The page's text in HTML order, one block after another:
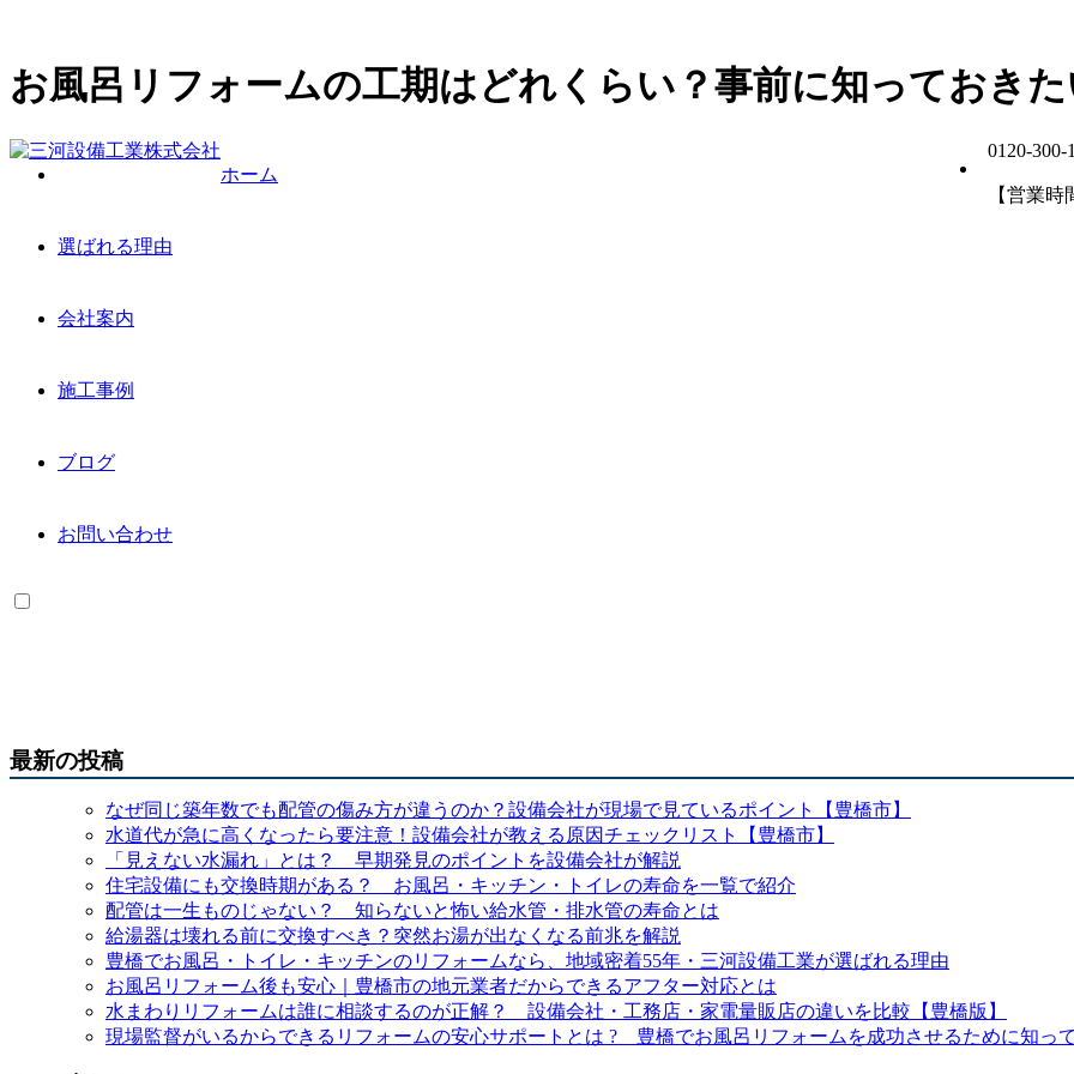
お風呂リフォームの工期はどれくらい？事前に知っておき
0120-300-
【営業
ホーム
選ばれる理由
会社案内
施工事例
ブログ
お問い合わせ
最新の投稿
なぜ同じ築年数でも配管の傷み方が違うのか？設備会社が現場で見ているポイント【豊橋市】
水道代が急に高くなったら要注意！設備会社が教える原因チェックリスト【豊橋市】
「見えない水漏れ」とは？ 早期発見のポイントを設備会社が解説
住宅設備にも交換時期がある？ お風呂・キッチン・トイレの寿命を一覧で紹介
配管は一生ものじゃない？ 知らないと怖い給水管・排水管の寿命とは
給湯器は壊れる前に交換すべき？突然お湯が出なくなる前兆を解説
豊橋でお風呂・トイレ・キッチンのリフォームなら、地域密着55年・三河設備工業が選ばれる理由
お風呂リフォーム後も安心｜豊橋市の地元業者だからできるアフター対応とは
水まわりリフォームは誰に相談するのが正解？ 設備会社・工務店・家電量販店の違いを比較【豊橋版】
現場監督がいるからできるリフォームの安心サポートとは ? 豊橋でお風呂リフォームを成功させるために知っ